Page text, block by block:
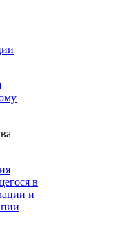
в
и